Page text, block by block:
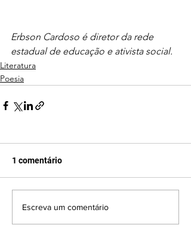
Erbson Cardoso é diretor da rede
estadual de educação e ativista social.
Literatura
Poesia
1 comentário
Escreva um comentário